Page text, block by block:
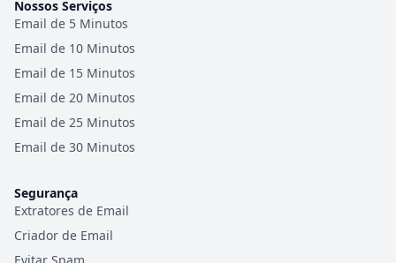
Nossos Serviços
Email de 5 Minutos
Email de 10 Minutos
Email de 15 Minutos
Email de 20 Minutos
Email de 25 Minutos
Email de 30 Minutos
Segurança
Extratores de Email
Criador de Email